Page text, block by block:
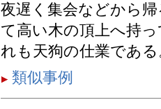
夜遅く集会などから
て高い木の頂上へ持
れも天狗の仕業であ
類似事例